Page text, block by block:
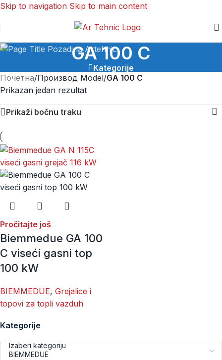
Skip to navigation Skip to main content
GA 100 C
Kategorije
Kategorije
Почетна/Производ Model/GA 100 C
Prikazan jedan rezultat
Prikaži bočnu traku
Pročitajte još
Biemmedue GA 100
C viseći gasni top
100 kW
BIEMMEDUE, Grejalice i
topovi za topli vazduh